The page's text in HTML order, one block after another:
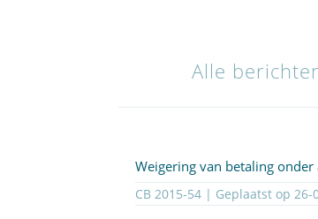
Alle
Weigering van betaling
CB 2015-54 | Geplaatst op26-